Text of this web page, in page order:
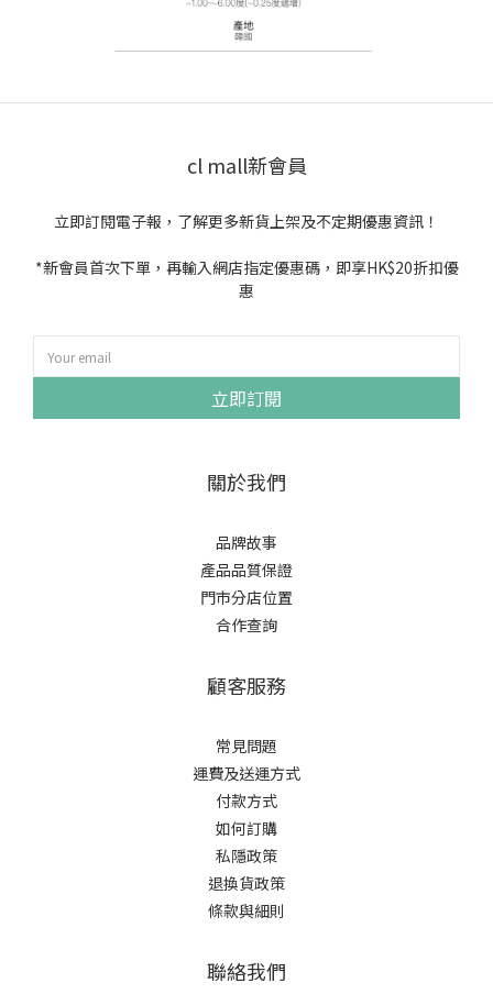
cl mall新會員
立即訂閱電子報，了解更多新貨上架及不定期優惠資訊！
*新會員首次下單，再輸入網店指定優惠碼，即享HK$20折扣優
惠
立即訂閱
關於我們
品牌故事
產品品質保證
門市分店位置
合作查詢
顧客服務
常見問題
運費及送運方式
付款方式
如何訂購
私隱政策
退換貨政策
條款與細則
聯絡我們